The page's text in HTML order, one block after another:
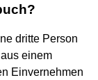
dritte Person
einem
Einvernehmen